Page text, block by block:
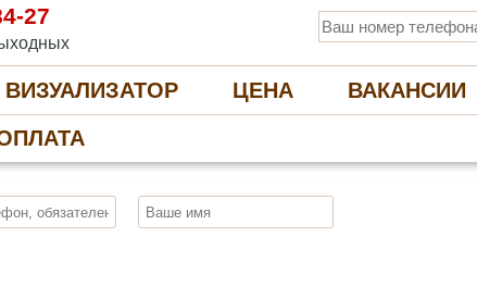
27
ВИЗУАЛИЗАТОР ЦЕНА ВАКАНСИИ
СЕЙЧАС, ЗАКАЖИ ЭКОЛОГИЧНЫЕ